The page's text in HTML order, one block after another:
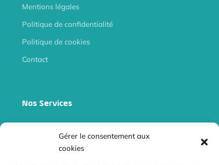
Gérer le consentement aux
cookies
Mentions légales
Politique de confidentialité
Politique de cookies
Contact
Nos Services
Site e-commerce